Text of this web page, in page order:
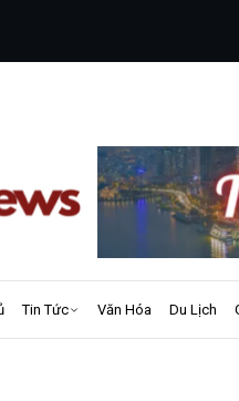
Tin Tức Văn Hóa Du Lịch